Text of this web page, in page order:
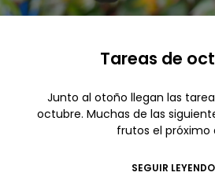
Tareas de
Junto al otoño llegan las
octubre. Muchas de las
frutos el próximo
SEGUIR